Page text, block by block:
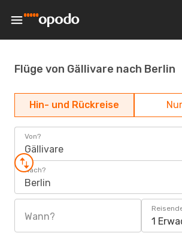
Flüge von Gällivare nach Berlin
Hin- und Rückreise
Von?
Gällivare
Nach?
Berlin
Wann? 1